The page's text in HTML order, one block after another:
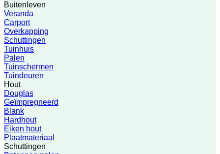
Buitenleven
Veranda
Carport
Overkapping
Schuttingen
Tuinhuis
Palen
Tuinschermen
Tuindeuren
Hout
Douglas
Geïmpregneerd
Blank
Hardhout
Eiken hout
Plaatmateriaal
Schuttingen